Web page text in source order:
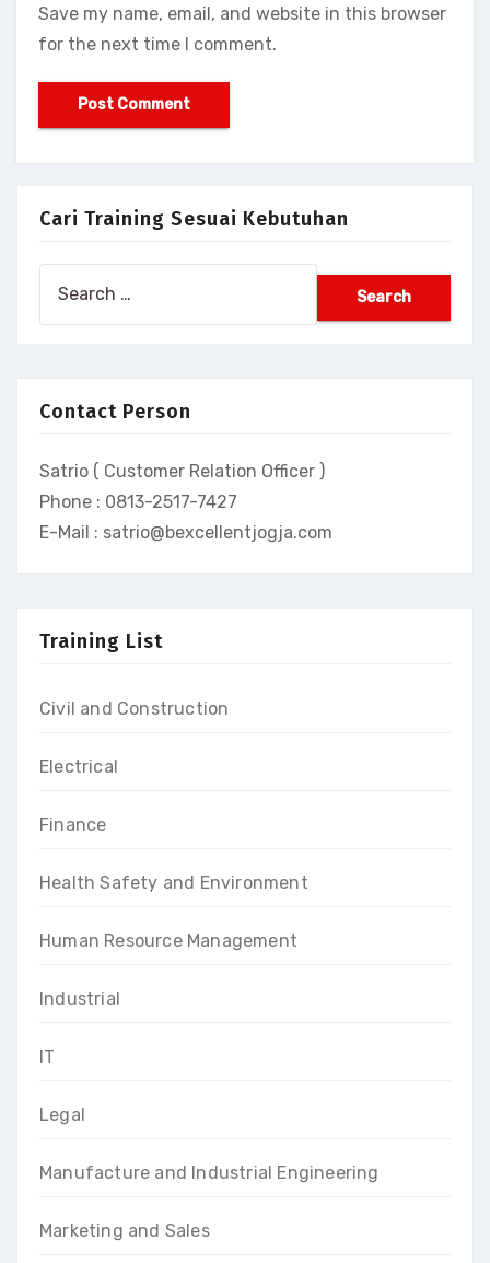
Save my name, email, and website in this browser
for the next time I comment.
Cari Training Sesuai Kebutuhan
Contact Person
Satrio ( Customer Relation Officer )
Phone : 0813-2517-7427
E-Mail : satrio@bexcellentjogja.com
Training List
Civil and Construction
Electrical
Finance
Health Safety and Environment
Human Resource Management
Industrial
IT
Legal
Manufacture and Industrial Engineering
Marketing and Sales